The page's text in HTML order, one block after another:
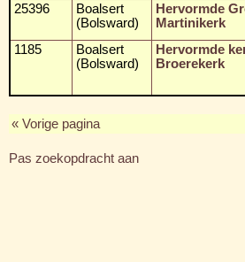
25396
Boalsert
(Bolsward)
Hervormde
Martinikerk
1185
Boalsert
(Bolsward)
Hervormde
Broerekerk
« Vorige pagina
Pas zoekopdracht aan